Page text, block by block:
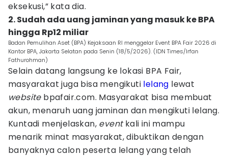
eksekusi,” kata dia.
2. Sudah ada uang jaminan yang masuk ke BPA
hingga Rp12 miliar
Badan Pemulihan Aset (BPA) Kejaksaan RI menggelar Event BPA Fair 2026 di
Kantor BPA, Jakarta Selatan pada Senin (18/5/2026). (IDN Times/Irfan
Fathurohman)
Selain datang langsung ke lokasi BPA Fair,
masyarakat juga bisa mengikuti lelang lewat
websitebpafair.com. Masyarakat bisa membuat
akun, menaruh uang jaminan dan mengikuti lelang.
Kuntadi menjelaskan, eventkali ini mampu
menarik minat masyarakat, dibuktikan dengan
banyaknya calon peserta lelang yang telah